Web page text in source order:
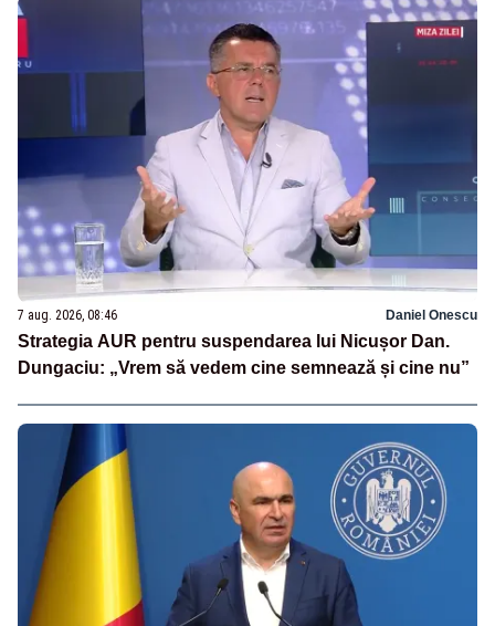
7 aug. 2026, 08:46 Daniel Onescu
Strategia AUR pentru suspendarea lui Nicușor Dan.
Dungaciu: „Vrem să vedem cine semnează și cine nu”